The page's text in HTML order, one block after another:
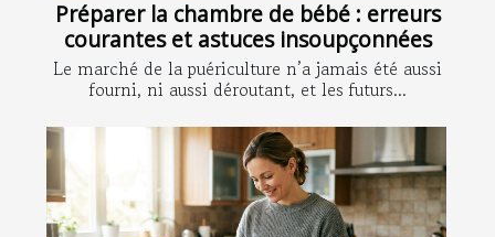
Préparer la chambre de bébé : erreurs
courantes et astuces insoupçonnées
Le marché de la puériculture n’a jamais été aussi
fourni, ni aussi déroutant, et les futurs...